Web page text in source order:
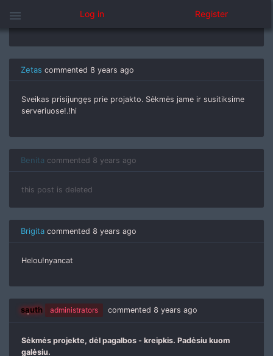
menu Log in Register
Zetas commented 8 years ago
Sveikas prisijungęs prie projakto. Sėkmės jame ir susitiksime
serveriuose!.!hi
Benita commented 8 years ago
this post is deleted
Brigita commented 8 years ago
Helou!nyancat
sauth administrators commented 8 years ago
Sėkmės projekte, dėl pagalbos - kreipkis. Padėsiu kuom
galėsiu.